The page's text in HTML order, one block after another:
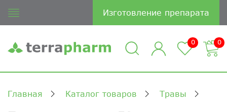
Изготовление препарата
0 0
Главная Каталог товаров Травы